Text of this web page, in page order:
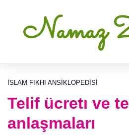
Namaz
İSLAM FIKHI ANSIKLOPEDISI
Telif ücretı ve
anlaşmaları